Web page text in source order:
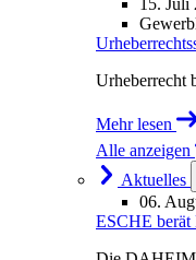
15. Juli
Urheberrecht
Mehr lesen
Alle anzeigen
Aktuelles
06.
ESCHE berät